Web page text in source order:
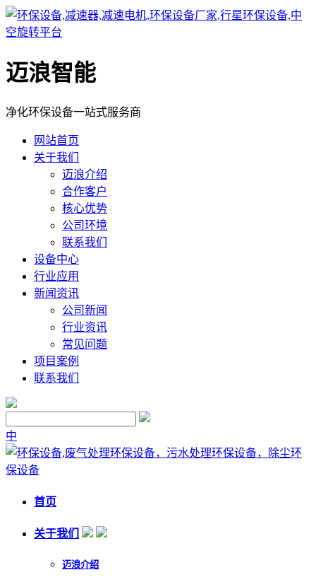
迈浪智能
净化环保设备一站式服务商
网站首页
关于我们
迈浪介绍
合作客户
核心优势
公司环境
联系我们
设备中心
行业应用
新闻资讯
公司新闻
行业资讯
常见问题
项目案例
联系我们
中
首页
关于我们
迈浪介绍